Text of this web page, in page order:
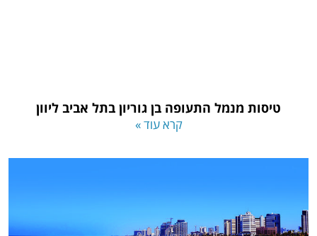
טיסות מנמל התעופה בן גוריון בתל אביב ליוון
קרא עוד »